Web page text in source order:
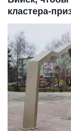
кластера-